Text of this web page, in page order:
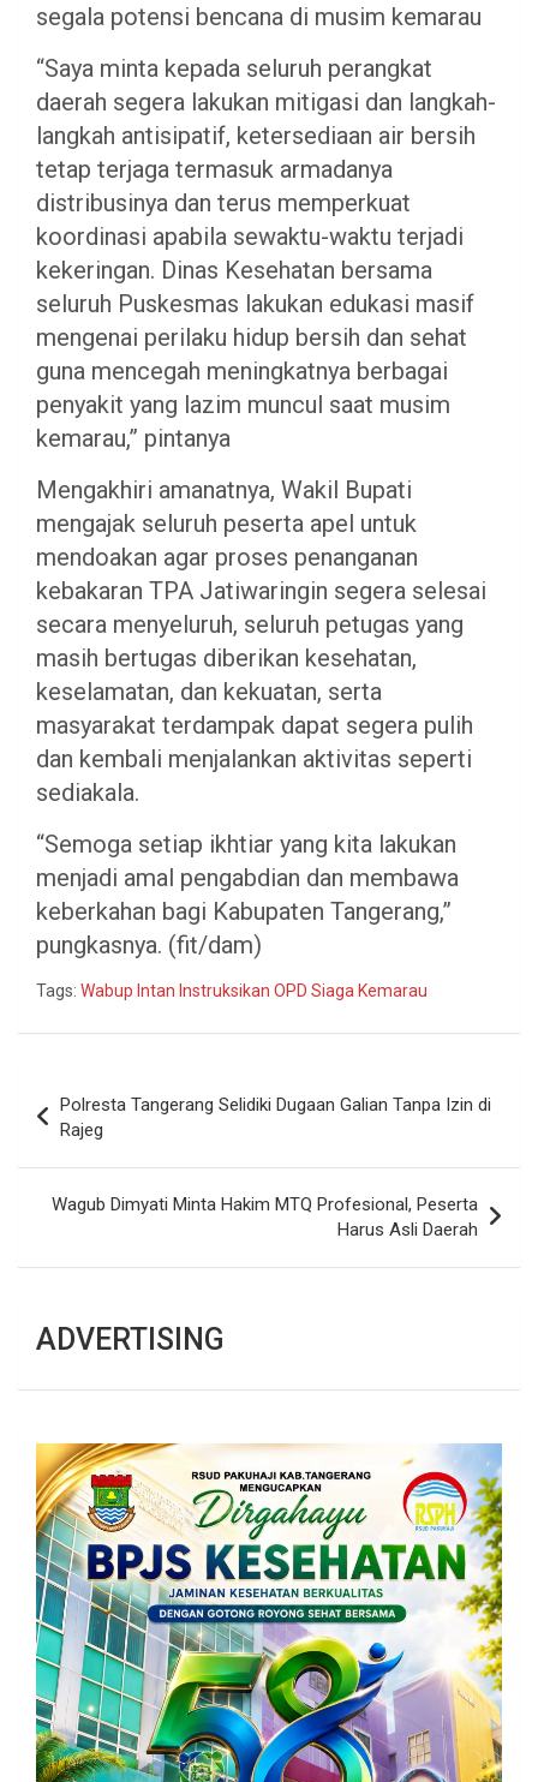
segala potensi bencana di musim kemarau
“Saya minta kepada seluruh perangkat
daerah segera lakukan mitigasi dan langkah-
langkah antisipatif, ketersediaan air bersih
tetap terjaga termasuk armadanya
distribusinya dan terus memperkuat
koordinasi apabila sewaktu-waktu terjadi
kekeringan. Dinas Kesehatan bersama
seluruh Puskesmas lakukan edukasi masif
mengenai perilaku hidup bersih dan sehat
guna mencegah meningkatnya berbagai
penyakit yang lazim muncul saat musim
kemarau,” pintanya
Mengakhiri amanatnya, Wakil Bupati
mengajak seluruh peserta apel untuk
mendoakan agar proses penanganan
kebakaran TPA Jatiwaringin segera selesai
secara menyeluruh, seluruh petugas yang
masih bertugas diberikan kesehatan,
keselamatan, dan kekuatan, serta
masyarakat terdampak dapat segera pulih
dan kembali menjalankan aktivitas seperti
sediakala.
“Semoga setiap ikhtiar yang kita lakukan
menjadi amal pengabdian dan membawa
keberkahan bagi Kabupaten Tangerang,”
pungkasnya. (fit/dam)
Tags: Wabup Intan Instruksikan OPD Siaga Kemarau
pos
Polresta Tangerang Selidiki Dugaan Galian Tanpa Izin di
Rajeg
Wagub Dimyati Minta Hakim MTQ Profesional, Peserta
Harus Asli Daerah
ADVERTISING